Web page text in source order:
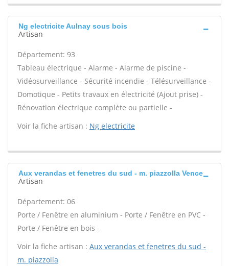
Ng electricite Aulnay sous bois
Artisan
Département: 93
Tableau électrique - Alarme - Alarme de piscine -
Vidéosurveillance - Sécurité incendie - Télésurveillance -
Domotique - Petits travaux en électricité (Ajout prise) -
Rénovation électrique complète ou partielle -
Voir la fiche artisan : Ng electricite
Aux verandas et fenetres du sud - m. piazzolla Vence
Artisan
Département: 06
Porte / Fenêtre en aluminium - Porte / Fenêtre en PVC -
Porte / Fenêtre en bois -
Voir la fiche artisan : Aux verandas et fenetres du sud -
m. piazzolla